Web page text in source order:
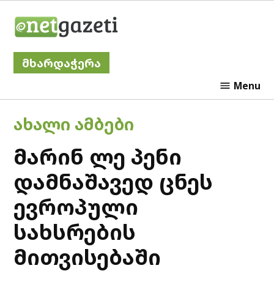
მხარდაჭერა
Menu
POSTED
IN
ᲐᲮᲐᲚᲘ ᲐᲛᲑᲔᲑᲘ
მარინ ლე პენი
დამნაშავედ ცნეს
ევროპული
სახსრების
მითვისებაში